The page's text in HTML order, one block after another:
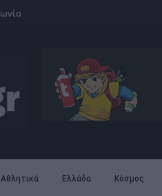
Αθλητικά Ελλάδα Κόσμος